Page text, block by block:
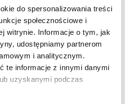
do spersonalizowania treści
społecznościowe i
witrynie. Informacje o tym, jak
udostępniamy partnerom
i analitycznym.
te informacje z innymi danymi
uzyskanymi podczas
Otyłość brzuszna –
przyczyny, objawy,
leczenie
Dowiedz się więcej
OTYŁOŚĆ